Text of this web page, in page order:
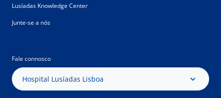
Lusíadas Knowledge Center
Junte-se a nós
Fale connosco
Hospital Lusíadas Lisboa